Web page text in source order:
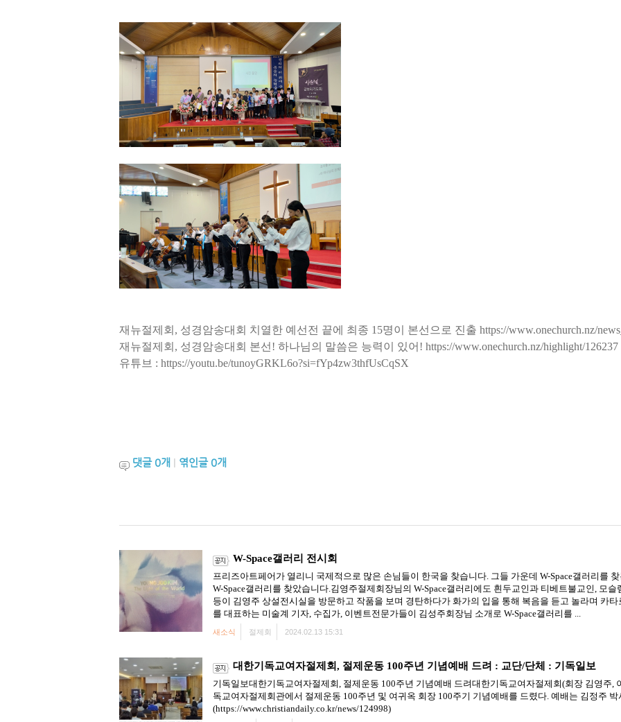
재뉴절제회, 성경암송대회 치열한 예선전 끝에 최종 15명이 본선으로 진출 https://www.onechurch.nz/
재뉴절제회, 성경암송대회 본선! 하나님의 말씀은 능력이 있어! https://www.onechurch.nz/highlight/126237
유튜브 : https://youtu.be/tunoyGRKL6o?si=fYp4zw3thfUsCqSX
댓글 0개 | 엮인글 0개
W-Space갤러리 전시회
프리즈아트페어가 열리니 국제적으로 많은 손님들이 한국을 찾습니다. 그들 가운데 W-Space갤러리를
W-Space갤러리를 찾았습니다.김영주절제회장님의 W-Space갤러리에도 흰두교인과 티베트불교인, 모
등이 김영주 상설전시실을 방문하고 작품을 보며 경탄하다가 화가의 입을 통해 복음을 듣고 놀라며 카
를 대표하는 미술계 기자, 수집가, 이벤트전문가들이 김성주회장님 소개로 W-Space갤러리를 ...
새소식 절제회 2024.02.13 15:31
대한기독교여자절제회, 절제운동 100주년 기념예배 드려 : 교단/단체 : 기독일보
기독일보대한기독교여자절제회, 절제운동 100주년 기념예배 드려대한기독교여자절제회(회장 김영주,
독교여자절제회관에서 절제운동 100주년 및 여귀옥 회장 100주기 기념예배를 드렸다. 예배는 김정주
(https://www.christiandaily.co.kr/news/124998)